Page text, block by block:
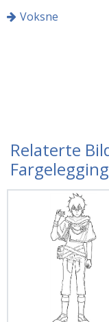
Voksne
Relaterte
Fargelegging